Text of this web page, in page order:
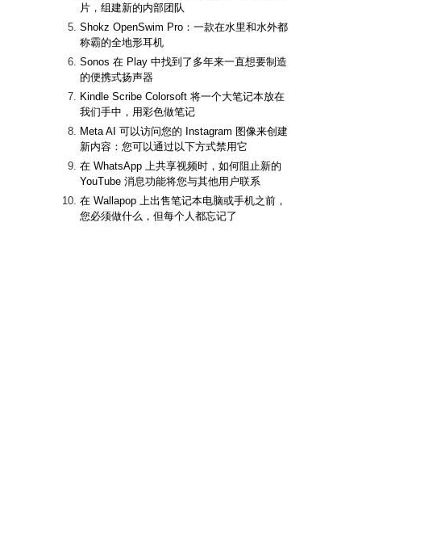
片，组建新的内部团队
Shokz OpenSwim Pro：一款在水里和水外都
称霸的全地形耳机
Sonos 在 Play 中找到了多年来一直想要制造
的便携式扬声器
Kindle Scribe Colorsoft 将一个大笔记本放在
我们手中，用彩色做笔记
Meta AI 可以访问您的 Instagram 图像来创建
新内容：您可以通过以下方式禁用它
在 WhatsApp 上共享视频时，如何阻止新的
YouTube 消息功能将您与其他用户联系
在 Wallapop 上出售笔记本电脑或手机之前，
您必须做什么，但每个人都忘记了